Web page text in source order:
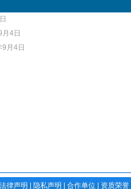
4日
月4日
法律声明|隐私声明|合作单位|资质荣誉